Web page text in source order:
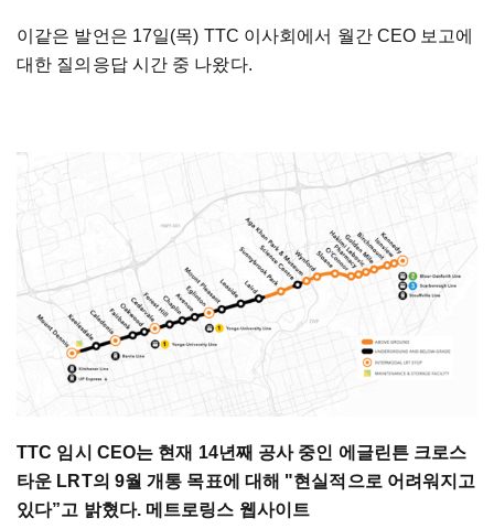
이같은 발언은 17일(목) TTC 이사회에서 월간 CEO 보고에
대한 질의응답 시간 중 나왔다.
TTC 임시 CEO는 현재 14년째 공사 중인 에글린튼 크로스
타운 LRT의 9월 개통 목표에 대해 "현실적으로 어려워지고
있다”고 밝혔다. 메트로링스 웹사이트